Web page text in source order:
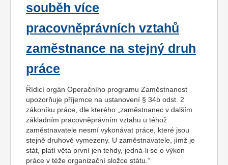
souběh více
pracovněprávních vztahů
zaměstnance na stejný druh
práce
Řídicí orgán Operačního programu Zaměstnanost
upozorňuje příjemce na ustanovení § 34b odst. 2
zákoníku práce, dle kterého „zaměstnanec v dalším
základním pracovněprávním vztahu u téhož
zaměstnavatele nesmí vykonávat práce, které jsou
stejně druhově vymezeny. U zaměstnavatele, jímž je
stát, platí věta první jen tehdy, jedná-li se o výkon
práce v téže organizační složce státu.“